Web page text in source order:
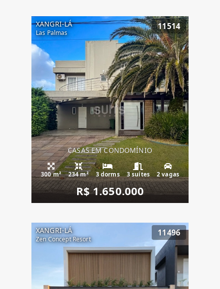
XANGRI-LÁ
Las Palmas
11514
CASAS EM CONDOMÍNIO
300 m² 234 m² 3 dorms 3 suítes 2 vagas
R$ 1.650.000
XANGRI-LÁ
Zen Concept Resort
11496